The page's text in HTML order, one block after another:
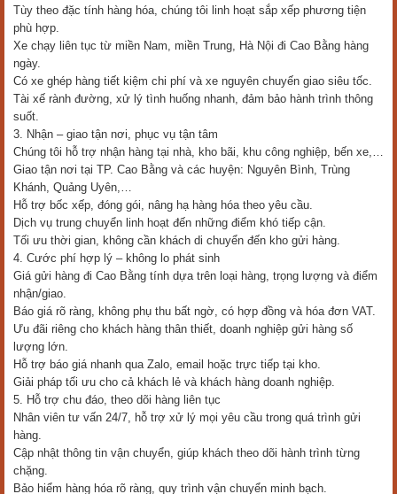
Tùy theo đặc tính hàng hóa, chúng tôi linh hoạt sắp xếp phương tiện
phù hợp.
Xe chạy liên tục từ miền Nam, miền Trung, Hà Nội đi Cao Bằng hàng
ngày.
Có xe ghép hàng tiết kiệm chi phí và xe nguyên chuyến giao siêu tốc.
Tài xế rành đường, xử lý tình huống nhanh, đảm bảo hành trình thông
suốt.
3. Nhận – giao tận nơi, phục vụ tận tâm
Chúng tôi hỗ trợ nhận hàng tại nhà, kho bãi, khu công nghiệp, bến xe,…
Giao tận nơi tại TP. Cao Bằng và các huyện: Nguyên Bình, Trùng
Khánh, Quảng Uyên,…
Hỗ trợ bốc xếp, đóng gói, nâng hạ hàng hóa theo yêu cầu.
Dịch vụ trung chuyển linh hoạt đến những điểm khó tiếp cận.
Tối ưu thời gian, không cần khách di chuyển đến kho gửi hàng.
4. Cước phí hợp lý – không lo phát sinh
Giá gửi hàng đi Cao Bằng tính dựa trên loại hàng, trọng lượng và điểm
nhận/giao.
Báo giá rõ ràng, không phụ thu bất ngờ, có hợp đồng và hóa đơn VAT.
Ưu đãi riêng cho khách hàng thân thiết, doanh nghiệp gửi hàng số
lượng lớn.
Hỗ trợ báo giá nhanh qua Zalo, email hoặc trực tiếp tại kho.
Giải pháp tối ưu cho cả khách lẻ và khách hàng doanh nghiệp.
5. Hỗ trợ chu đáo, theo dõi hàng liên tục
Nhân viên tư vấn 24/7, hỗ trợ xử lý mọi yêu cầu trong quá trình gửi
hàng.
Cập nhật thông tin vận chuyển, giúp khách theo dõi hành trình từng
chặng.
Bảo hiểm hàng hóa rõ ràng, quy trình vận chuyển minh bạch.